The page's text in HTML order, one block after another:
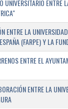
UNIVERSITARIO
ENTRE LA
(FARPE) Y LA
ENTRE EL
ENTRE LA